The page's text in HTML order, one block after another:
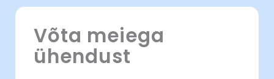
Võta meiega
ühendust